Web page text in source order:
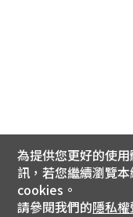
為提供您更好的使
訊，若您繼續瀏覽
cookies。
請參閱我們的隱私